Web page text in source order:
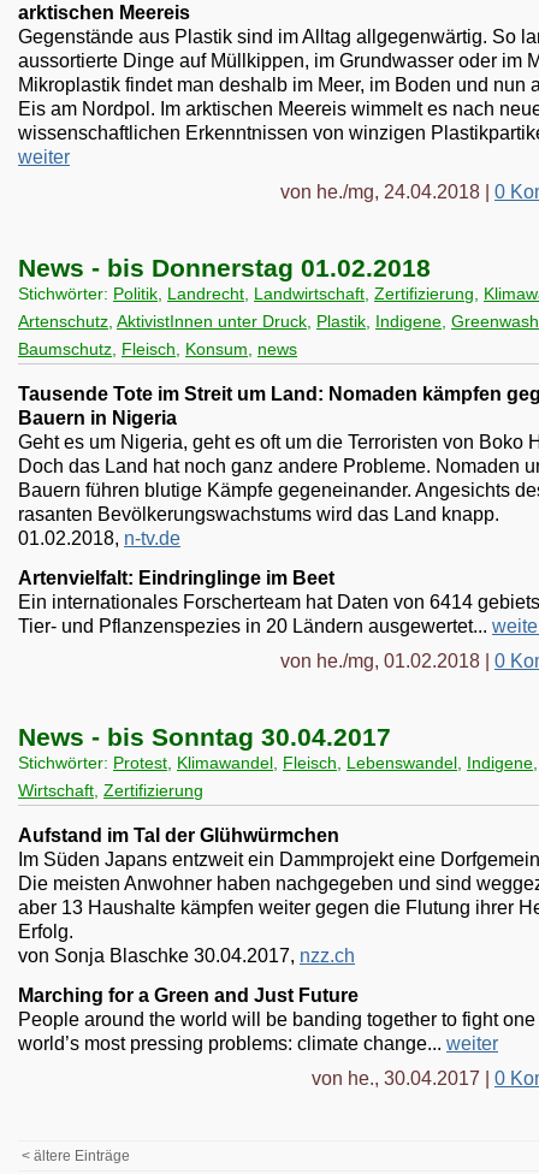
arktischen Meereis
Gegenstände aus Plastik sind im Alltag allgegenwärtig. So
aussortierte Dinge auf Müllkippen, im Grundwasser oder im
Mikroplastik findet man deshalb im Meer, im Boden und nun
Eis am Nordpol. Im arktischen Meereis wimmelt es nach
wissenschaftlichen Erkenntnissen von winzigen
weiter
von he./mg, 24.04.2018 | 0
News - bis Donnerstag 01.02.2018
Stichwörter: Politik, Landrecht, Landwirtschaft, Zertifizierung,
Artenschutz, AktivistInnen unter Druck, Plastik, Indigene, Greenwash
Baumschutz, Fleisch, Konsum, news
Tausende Tote im Streit um Land: Nomaden kämpfen
Bauern in Nigeria
Geht es um Nigeria, geht es oft um die Terroristen von Boko
Doch das Land hat noch ganz andere Probleme. Nomaden
Bauern führen blutige Kämpfe gegeneinander. Angesichts
rasanten Bevölkerungswachstums wird das Land knapp.
01.02.2018, n-tv.de
Artenvielfalt: Eindringlinge im Beet
Ein internationales Forscherteam hat Daten von 6414
Tier- und Pflanzenspezies in 20 Ländern ausgewertet...
von he./mg, 01.02.2018 | 0
News - bis Sonntag 30.04.2017
Stichwörter: Protest, Klimawandel , Fleisch, Lebenswandel , Indigene,
Wirtschaft, Zertifizierung
Aufstand im Tal der Glühwürmchen
Im Süden Japans entzweit ein Dammprojekt eine
Die meisten Anwohner haben nachgegeben und sind
aber 13 Haushalte kämpfen weiter gegen die Flutung ihrer
Erfolg.
von Sonja Blaschke 30.04.2017, nzz.ch
Marching for a Green and Just Future
People around the world will be banding together to fight one
world’s most pressing problems: climate change... weiter
von he., 30.04.2017 | 0
< ältere Einträge